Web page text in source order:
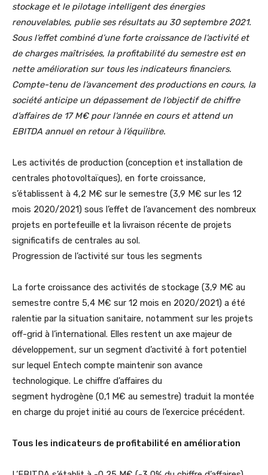
stockage et le pilotage intelligent des énergies
renouvelables, publie ses résultats au 30 septembre 2021.
Sous l’effet combiné d’une forte croissance de l’activité et
de charges maîtrisées, la profitabilité du semestre est en
nette amélioration sur tous les indicateurs financiers.
Compte-tenu de l’avancement des productions en cours, la
société anticipe un dépassement de l’objectif de chiffre
d’affaires de 17 M€ pour l’année en cours et attend un
EBITDA annuel en retour à l’équilibre.
Les activités de production (conception et installation de
centrales photovoltaïques), en forte croissance,
s’établissent à 4,2 M€ sur le semestre (3,9 M€ sur les 12
mois 2020/2021) sous l’effet de l’avancement des nombreux
projets en portefeuille et la livraison récente de projets
significatifs de centrales au sol.
Progression de l’activité sur tous les segments
La forte croissance des activités de stockage (3,9 M€ au
semestre contre 5,4 M€ sur 12 mois en 2020/2021) a été
ralentie par la situation sanitaire, notamment sur les projets
off-grid à l’international. Elles restent un axe majeur de
développement, sur un segment d’activité à fort potentiel
sur lequel Entech compte maintenir son avance
technologique. Le chiffre d’affaires du
segment hydrogène (0,1 M€ au semestre) traduit la montée
en charge du projet initié au cours de l’exercice précédent.
Tous les indicateurs de profitabilité en amélioration